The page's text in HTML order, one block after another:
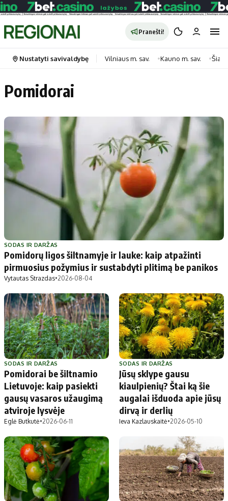
Pranešti!
Portalas
Pradinis puslapis
Savivaldybės
Naujausi
Regionai
Lietuva
Pasaulis
Dirbtinis intelektas
Gineso rekordai
Transportas
Gyvenimas
Horoskopai
Laisvalaikis
Maistas
Sveikata
Technologijos
Indėlių palūkanos
Ekonomikos naujienos
Didžiosios savivaldybės
Vilniaus miesto
Kauno miesto
Klaipėdos miesto
Panevėžio miesto
Šiaulių miesto
Alytaus miesto
Marijampolės
Kitos savivaldybės
Druskininkų
Utenos rajono
Jonavos rajono
Vilkaviškio rajono
Tauragės rajono
Palangos miesto
Prienų rajono
Redakcija
Apie mus
Autoriai
Kontaktai
Nustatyti savivaldybę Vilniaus m. sav. Kauno m. sav.
Pomidorai
SODAS IR DARŽAS
Pomidorų ligos šiltnamyje ir lauke: kaip atpažinti
pirmuosius požymius ir sustabdyti plitimą be panikos
Vytautas Strazdas•2026-08-04
SODAS IR DARŽAS
Pomidorai be šiltnamio
Lietuvoje: kaip pasiekti
gausų vasaros užaugimą
atviroje lysvėje
Eglė Butkutė•2026-06-11
SODAS IR DARŽAS
Jūsų sklype gausu
kiaulpienių? Štai ką šie
augalai išduoda apie jūsų
dirvą ir derlių
Ieva Kazlauskaitė•2026-05-10